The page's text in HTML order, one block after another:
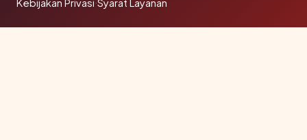
Kebijakan Privasi·Syarat Layanan